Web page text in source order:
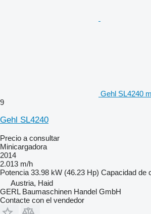
Gehl SL4240
9
Gehl SL4240
Precio a consultar
Minicargadora
2014
2.013 m/h
Potencia 33.98 kW (46.23 Hp) Capacidad de
Austria, Haid
GERL Baumaschinen Handel GmbH
Contacte con el vendedor